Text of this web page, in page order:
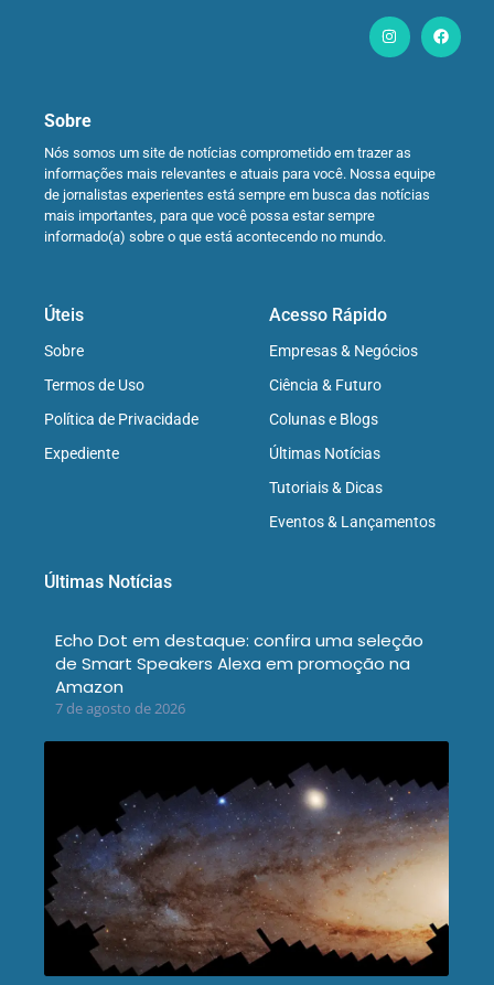
Sobre
Nós somos um site de notícias comprometido em trazer as
informações mais relevantes e atuais para você. Nossa equipe
de jornalistas experientes está sempre em busca das notícias
mais importantes, para que você possa estar sempre
informado(a) sobre o que está acontecendo no mundo.
Úteis
Sobre
Termos de Uso
Política de Privacidade
Expediente
Acesso Rápido
Empresas & Negócios
Ciência & Futuro
Colunas e Blogs
Últimas Notícias
Tutoriais & Dicas
Eventos & Lançamentos
Últimas Notícias
Echo Dot em destaque: confira uma seleção
de Smart Speakers Alexa em promoção na
Amazon
7 de agosto de 2026